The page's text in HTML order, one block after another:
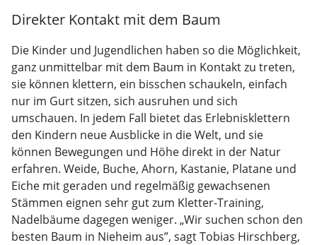
Direkter Kontakt mit dem Baum
Die Kinder und Jugendlichen haben so die Möglichkeit,
ganz unmittelbar mit dem Baum in Kontakt zu treten,
sie können klettern, ein bisschen schaukeln, einfach
nur im Gurt sitzen, sich ausruhen und sich
umschauen. In jedem Fall bietet das Erlebnisklettern
den Kindern neue Ausblicke in die Welt, und sie
können Bewegungen und Höhe direkt in der Natur
erfahren. Weide, Buche, Ahorn, Kastanie, Platane und
Eiche mit geraden und regelmäßig gewachsenen
Stämmen eignen sehr gut zum Kletter-Training,
Nadelbäume dagegen weniger. „Wir suchen schon den
besten Baum in Nieheim aus”, sagt Tobias Hirschberg,